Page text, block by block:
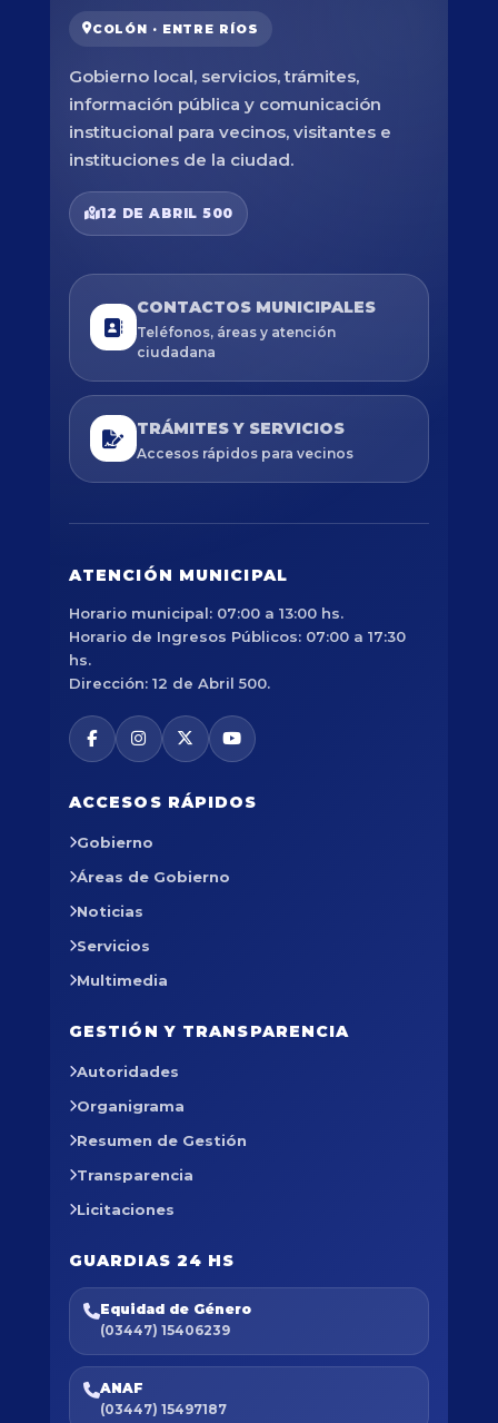
COLÓN · ENTRE RÍOS
Gobierno local, servicios, trámites,
información pública y comunicación
institucional para vecinos, visitantes e
instituciones de la ciudad.
12 DE ABRIL 500
CONTACTOS MUNICIPALES
Teléfonos, áreas y atención
ciudadana
TRÁMITES Y SERVICIOS
Accesos rápidos para vecinos
ATENCIÓN MUNICIPAL
Horario municipal: 07:00 a 13:00 hs.
Horario de Ingresos Públicos: 07:00 a 17:30
hs.
Dirección: 12 de Abril 500.
ACCESOS RÁPIDOS
Gobierno
Áreas de Gobierno
Noticias
Servicios
Multimedia
GESTIÓN Y TRANSPARENCIA
Autoridades
Organigrama
Resumen de Gestión
Transparencia
Licitaciones
GUARDIAS 24 HS
Equidad de Género
(03447) 15406239
ANAF
(03447) 15497187